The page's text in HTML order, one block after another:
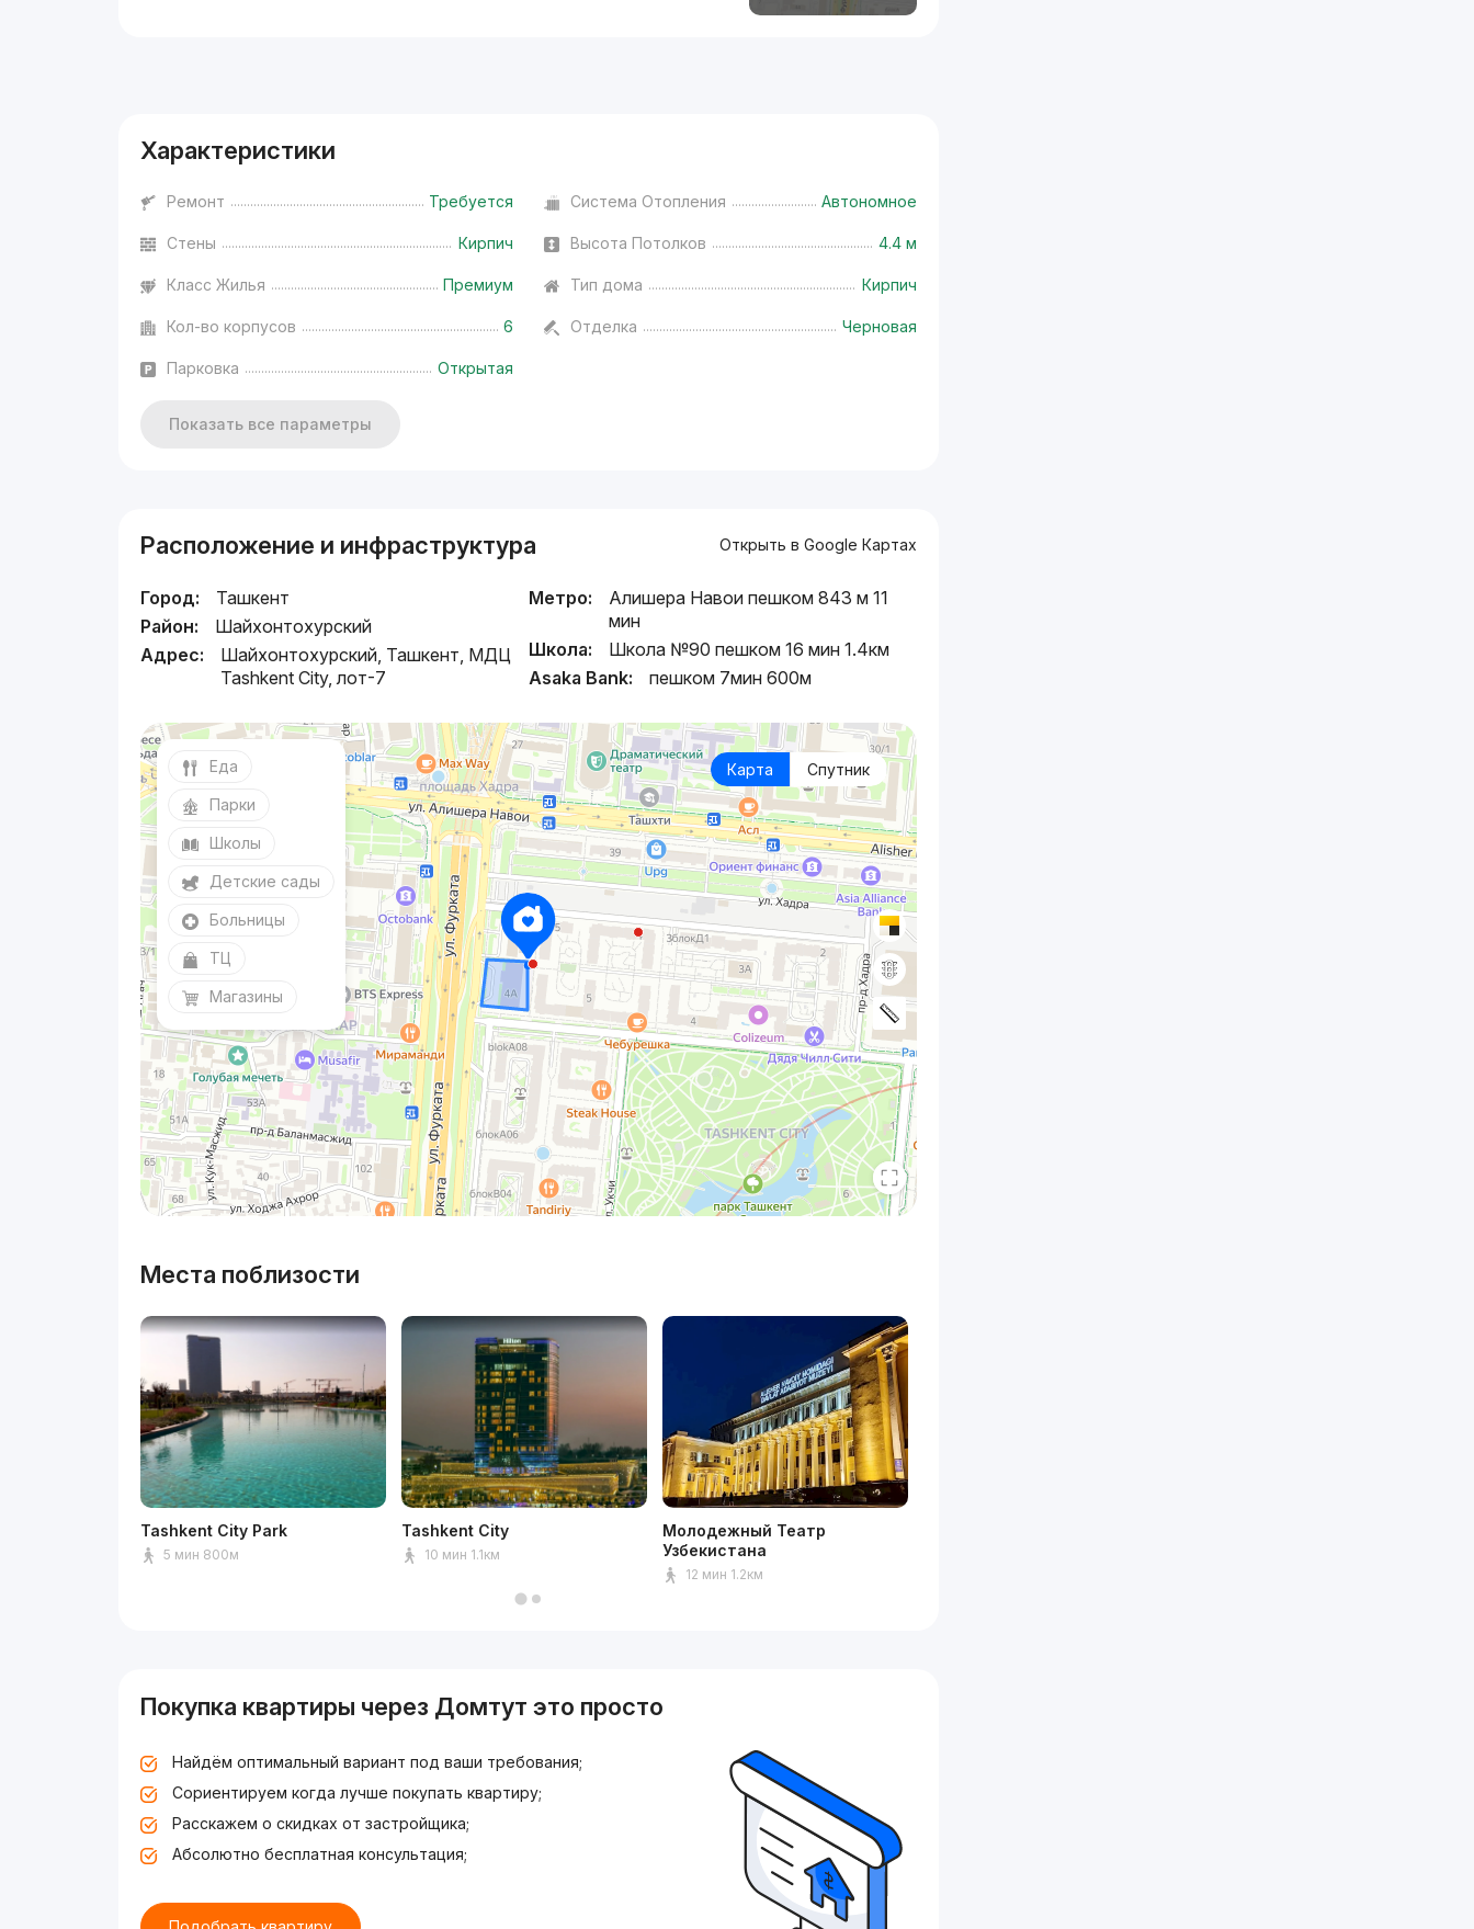
Характеристики
Ремонт Требуется Система Отопления Автономное
Стены Кирпич Высота Потолков 4.4 м
Класс Жилья Премиум Тип дома Кирпич
Кол-во корпусов 6 Отделка Черновая
Парковка Открытая
Показать все параметры
Расположение и инфраструктура Открыть в Google Картах
Город:
Ташкент
Район:
Шайхонтохурский
Адрес:
Шайхонтохурский, Ташкент, МДЦ
Tashkent City, лот-7
Метро:
Алишера Навои пешком 843 м 11
мин
Школа:
Школа №90 пешком 16 мин 1.4км
Asaka Bank:
пешком 7мин 600м
Карта Спутник
Еда
Парки
Школы
Детские сады
Больницы
ТЦ
Магазины
Места поблизости
Tashkent City Park
5 мин 800м
Tashkent City
10 мин 1.1км
Молодежный Театр
Узбекистана
12 мин 1.2км
Покупка квартиры через Домтут это просто
Найдём оптимальный вариант под ваши требования;
Сориентируем когда лучше покупать квартиру;
Расскажем о скидках от застройщика;
Абсолютно бесплатная консультация;